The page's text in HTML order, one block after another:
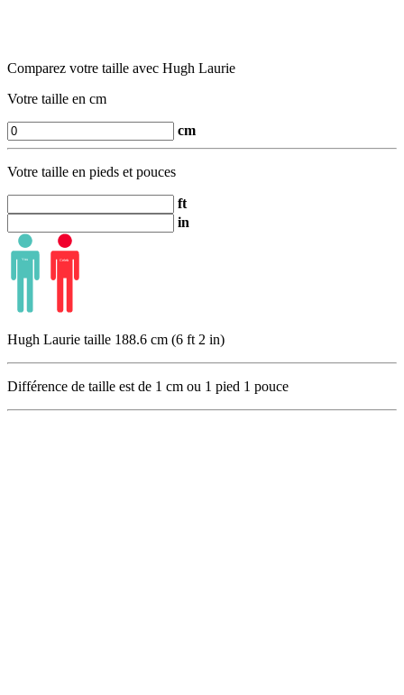
Comparez votre taille avec Hugh Laurie
Votre taille en cm
cm
Votre taille en pieds et pouces
ft
in
Hugh Laurie taille 188.6 cm (6 ft 2 in)
Différence de taille est de 1 cm ou 1 pied 1 pouce